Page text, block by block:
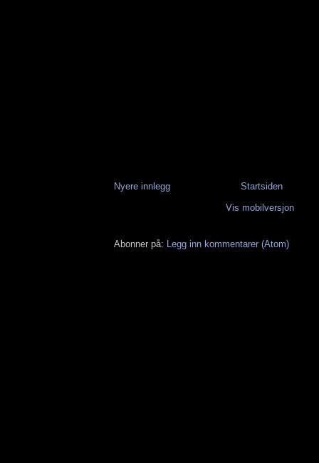
Nyere innlegg
Startsiden
Vis mobilversjon
Abonner på: Legg inn kommentarer (Atom)